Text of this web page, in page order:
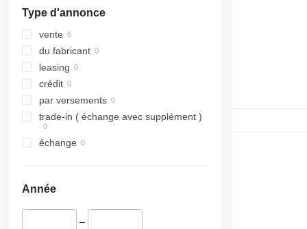
Type d'annonce
vente
du fabricant
leasing
crédit
par versements
trade-in ( échange avec supplément )
échange
Année
–